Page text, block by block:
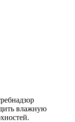
влажную